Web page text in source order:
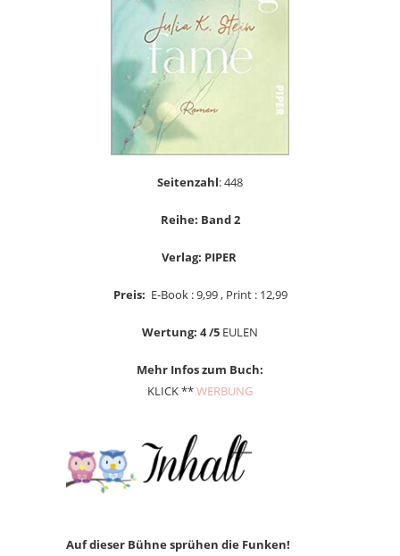
Seitenzahl: 448
Reihe: Band 2
Verlag: PIPER
Preis: E-Book : 9,99 , Print : 12,99
Wertung: 4 /5 EULEN
Mehr Infos zum Buch:
KLICK **WERBUNG
Auf dieser Bühne sprühen die Funken!